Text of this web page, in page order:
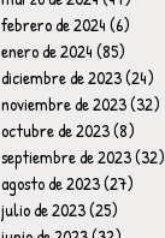
febrero de 2024(6)
enero de 2024(85)
diciembre de 2023(24)
noviembre de 2023(32)
octubre de 2023(8)
septiembre de 2023(32)
agosto de 2023(27)
julio de 2023(25)